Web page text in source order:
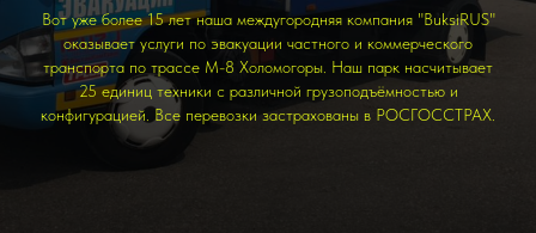
Вот уже более 15 лет наша междугородняя компания "BuksiRUS"
оказывает услуги по эвакуации частного и коммерческого
транспорта по трассе М-8 Холомогоры. Наш парк насчитывает
25 единиц техники с различной грузоподъёмностью и
конфигурацией. Все перевозки застрахованы в РОСГОССТРАХ.